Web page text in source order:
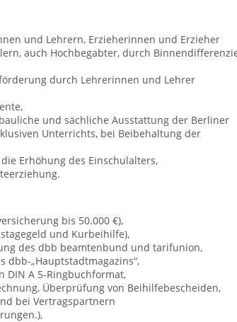
und Lehrern, Erzieherinnen und Erzieher
auch Hochbegabter, durch
durch Lehrerinnen und Lehrer
und sächliche Ausstattung der Berliner
Unterrichts, bei Beibehaltung der
Erhöhung des Einschulalters,
bis 50.000 €),
und Kurbeihilfe),
des dbb beamtenbund und tarifunion,
dbb-„Hauptstadtmagazins“,
DIN A 5-Ringbuchformat,
Überprüfung von Beihilfebescheiden,
bei Vertragspartnern